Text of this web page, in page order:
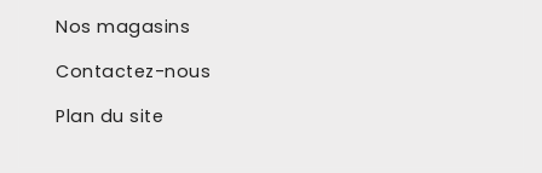
Nos magasins
Contactez-nous
Plan du site